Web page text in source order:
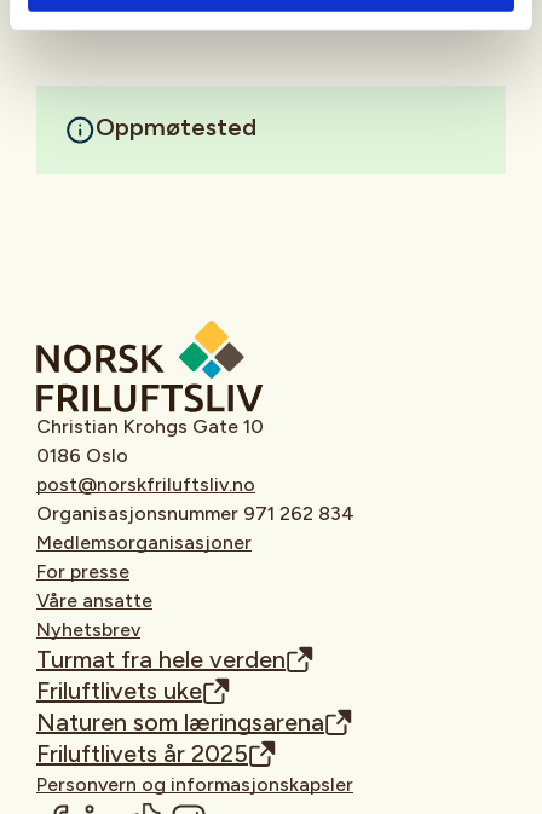
Oppmøtested
Christian Krohgs Gate 10
0186 Oslo
post@norskfriluftsliv.no
Organisasjonsnummer 971 262 834
Medlemsorganisasjoner
For presse
Våre ansatte
Nyhetsbrev
Turmat fra hele verden
Friluftlivets uke
Naturen som læringsarena
Friluftlivets år 2025
Personvern og informasjonskapsler